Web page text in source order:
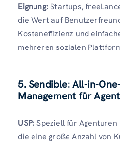
Eignung:Startups,
die Wert auf
Kosteneffizienz und
mehreren sozialen
5. Sendible: All-in-
Management für
USP:Speziell für Agenturen
die eine große Anzahl von